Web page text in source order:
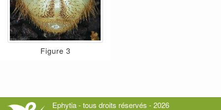
Figure 3
Ephytia - tous droits réservés - 2026